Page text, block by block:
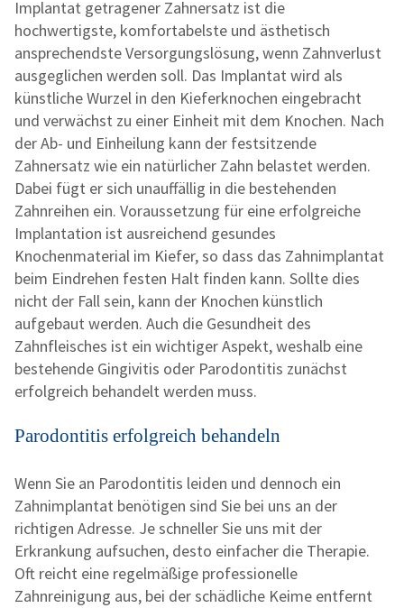
Implantat getragener Zahnersatz ist die
hochwertigste, komfortabelste und ästhetisch
ansprechendste Versorgungslösung, wenn Zahnverlust
ausgeglichen werden soll. Das Implantat wird als
künstliche Wurzel in den Kieferknochen eingebracht
und verwächst zu einer Einheit mit dem Knochen. Nach
der Ab- und Einheilung kann der festsitzende
Zahnersatz wie ein natürlicher Zahn belastet werden.
Dabei fügt er sich unauffällig in die bestehenden
Zahnreihen ein. Voraussetzung für eine erfolgreiche
Implantation ist ausreichend gesundes
Knochenmaterial im Kiefer, so dass das Zahnimplantat
beim Eindrehen festen Halt finden kann. Sollte dies
nicht der Fall sein, kann der Knochen künstlich
aufgebaut werden. Auch die Gesundheit des
Zahnfleisches ist ein wichtiger Aspekt, weshalb eine
bestehende Gingivitis oder Parodontitis zunächst
erfolgreich behandelt werden muss.
Parodontitis erfolgreich behandeln
Wenn Sie an Parodontitis leiden und dennoch ein
Zahnimplantat benötigen sind Sie bei uns an der
richtigen Adresse. Je schneller Sie uns mit der
Erkrankung aufsuchen, desto einfacher die Therapie.
Oft reicht eine regelmäßige professionelle
Zahnreinigung aus, bei der schädliche Keime entfernt